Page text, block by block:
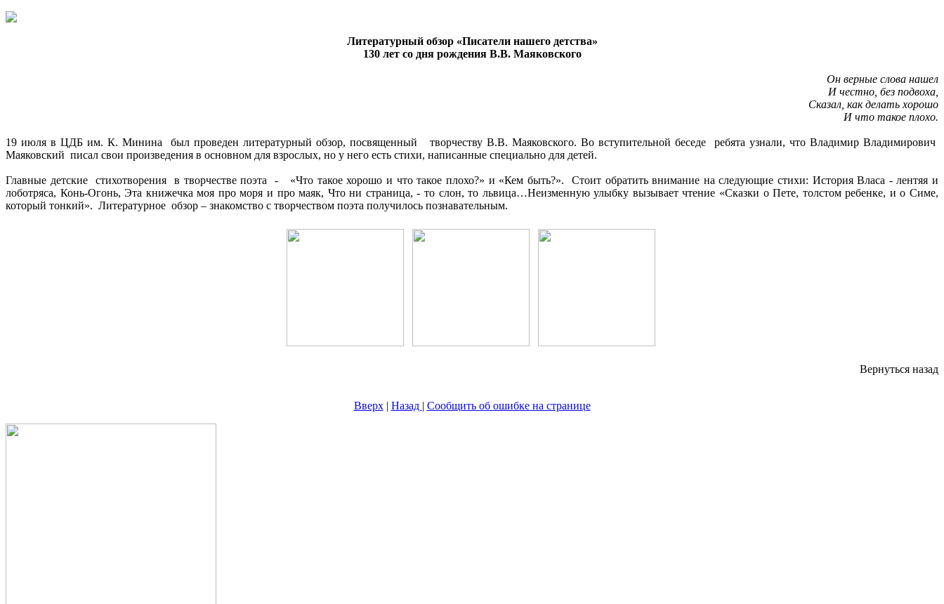
Литературный обзор «Писатели нашего детства»
130 лет со дня рождения В.В. Маяковского
Он верные слова нашел
И честно, без подвоха,
Сказал, как делать хорошо
И что такое плохо.
19 июля в ЦДБ им. К. Минина был проведен литературный обзор, посвященный творчеству В.В. Маяковского. Во вступительной беседе ребята узнали, что Владимир Владимирович
Маяковский писал свои произведения в основном для взрослых, но у него есть стихи, написанные специально для детей.
Главные детские стихотворения в творчестве поэта - «Что такое хорошо и что такое плохо?» и «Кем быть?». Стоит обратить внимание на следующие стихи: История Власа - лентяя и
лоботряса, Конь-Огонь, Эта книжечка моя про моря и про маяк, Что ни страница, - то слон, то львица…Неизменную улыбку вызывает чтение «Сказки о Пете, толстом ребенке, и о Симе,
который тонкий». Литературное обзор – знакомство с творчеством поэта получилось познавательным.
Вернуться назад
Вверх| Назад | Сообщить об ошибке на странице